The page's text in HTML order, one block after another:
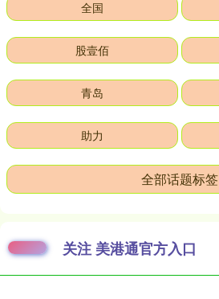
全国
股壹佰
青岛
助力
全部话题标签
关注 美港通官方入口